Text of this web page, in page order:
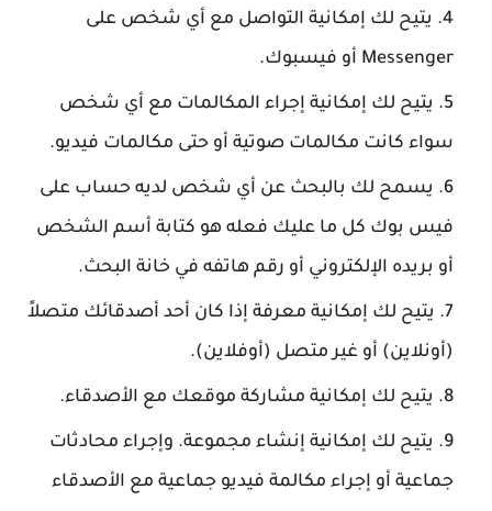
يتيح لك إمكانية التواصل مع أي شخص على
Messenger أو فيسبوك.
يتيح لك إمكانية إجراء المكالمات مع أي شخص
سواء كانت مكالمات صوتية أو حتى مكالمات فيديو.
يسمح لك بالبحث عن أي شخص لديه حساب على
فيس بوك كل ما عليك فعله هو كتابة أسم الشخص
أو بريده الإلكتروني أو رقم هاتفه في خانة البحث.
يتيح لك إمكانية معرفة إذا كان أحد أصدقائك متصلاً
(أونلاين) أو غير متصل (أوفلاين).
يتيح لك إمكانية مشاركة موقعك مع الأصدقاء.
يتيح لك إمكانية إنشاء مجموعة. وإجراء محادثات
جماعية أو إجراء مكالمة فيديو جماعية مع الأصدقاء